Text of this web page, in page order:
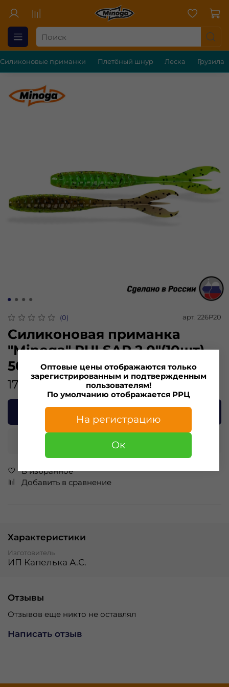
Силиконовые приманки Плетёный шнур Леска Грузила
(0) арт. 226P20
Силиконовая приманка
"Minoga" PULSAR 2,0"(10шт)
50мм, 0,37гр, цвет 226
175.00 ₽
Купить в 1 клик
В избранное
Добавить в сравнение
Характеристики
Изготовитель
ИП Капелька А.С.
Отзывы
Отзывов еще никто не оставлял
Написать отзыв
Оптовые цены отображаются только
зарегистрированным и подтвержденным
пользователям!
По умолчанию отображается РРЦ
На регистрацию
Ок